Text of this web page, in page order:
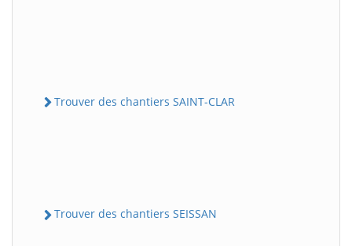
Trouver des chantiers SAINT-CLAR
Trouver des chantiers SEISSAN